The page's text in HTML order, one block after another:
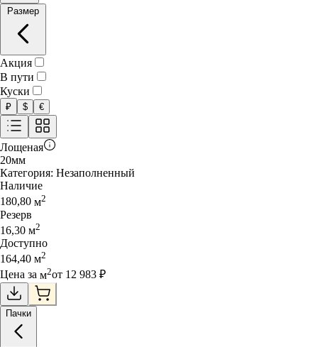
Акция
В пути
Куски
₽ $ €
Лощеная
20мм
Категория: Незаполненный
Наличие
180,80 м2
Резерв
16,30 м2
Доступно
164,40 м2
Цена за м2от 12 983 ₽
Пачки